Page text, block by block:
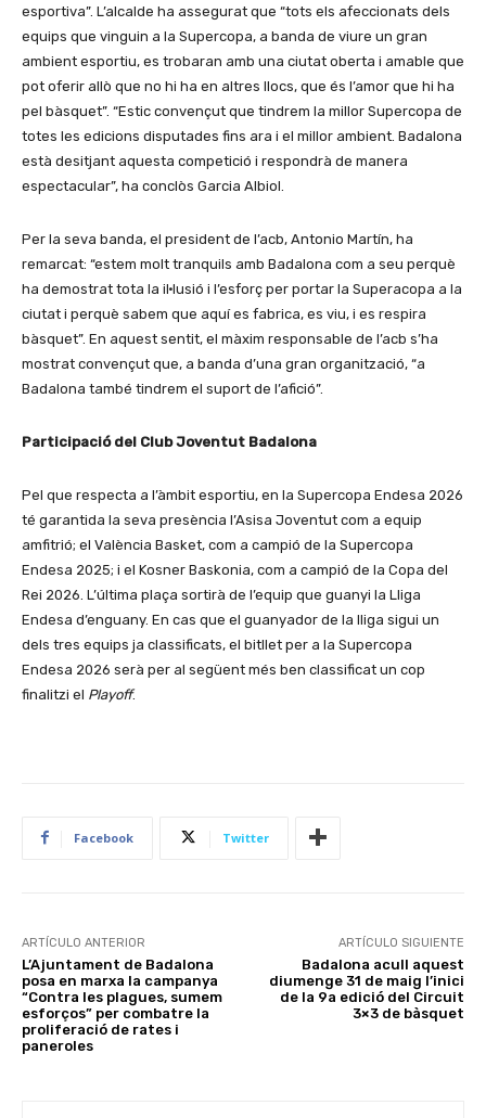
esportiva”. L’alcalde ha assegurat que “tots els afeccionats dels
equips que vinguin a la Supercopa, a banda de viure un gran
ambient esportiu, es trobaran amb una ciutat oberta i amable que
pot oferir allò que no hi ha en altres llocs, que és l’amor que hi ha
pel bàsquet”. “Estic convençut que tindrem la millor Supercopa de
totes les edicions disputades fins ara i el millor ambient. Badalona
està desitjant aquesta competició i respondrà de manera
espectacular”, ha conclòs Garcia Albiol.
Per la seva banda, el president de l’acb, Antonio Martín, ha
remarcat: “estem molt tranquils amb Badalona com a seu perquè
ha demostrat tota la il·lusió i l’esforç per portar la Superacopa a la
ciutat i perquè sabem que aquí es fabrica, es viu, i es respira
bàsquet”. En aquest sentit, el màxim responsable de l’acb s’ha
mostrat convençut que, a banda d’una gran organització, “a
Badalona també tindrem el suport de l’afició”.
Participació del Club Joventut Badalona
Pel que respecta a l’àmbit esportiu, en la Supercopa Endesa 2026
té garantida la seva presència l’Asisa Joventut com a equip
amfitrió; el València Basket, com a campió de la Supercopa
Endesa 2025; i el Kosner Baskonia, com a campió de la Copa del
Rei 2026. L’última plaça sortirà de l’equip que guanyi la Lliga
Endesa d’enguany. En cas que el guanyador de la lliga sigui un
dels tres equips ja classificats, el bitllet per a la Supercopa
Endesa 2026 serà per al següent més ben classificat un cop
finalitzi el Playoff.
Facebook Twitter
ARTÍCULO ANTERIOR
L’Ajuntament de Badalona
posa en marxa la campanya
“Contra les plagues, sumem
esforços” per combatre la
proliferació de rates i
paneroles
ARTÍCULO SIGUIENTE
Badalona acull aquest
diumenge 31 de maig l’inici
de la 9a edició del Circuit
3×3 de bàsquet